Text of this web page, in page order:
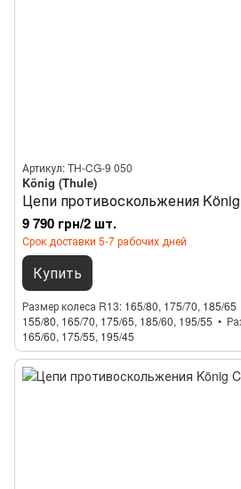
Артикул: TH-CG-9 050
König (Thule)
Цепи противоскольжения
9 790 грн/2 шт.
Срок доставки 5-7 рабочих дней
Купить
Размер колеса R13 165/80, 175/70, 185/65
155/80, 165/70, 175/65, 185/60, 195/55
165/60, 175/55, 195/45